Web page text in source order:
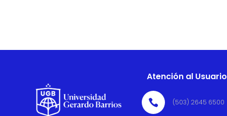
Atención al Usuario
 (503) 2645 6500